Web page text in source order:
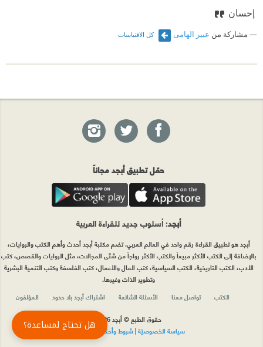
‫ إحسان
مشاركة من عبير الهامى كل الاقتباسات
حمّل تطبيق أبجد مجاناً
أبجد: أسلوب جديد للقراءة العربية
أبجد هو تطبيق القراءة رقم واحد في العالم العربي. تضم مكتبة أبجد أحدث وأهم الكتب والروايات،
بالإضافة إلى الكتب الأكثر مبيعاً والكتب الأكثر رواجاً من شتّى المجالات، مثل الروايات والقصص، كتب
الأدب، الكتب التاريخية، الكتب السياسية، كتب المال والأعمال، كتب الفلسفة وكتب التنمية البشرية
وتطوير الذات وغيرها.
الكتب
تواصل معنا الأسئلة الشائعة اشتراك أبجد بلا حدود
المؤلفون
حقوق الطبع © أبجد 2026
سياسة الخصوصيّة|شروط وأحكام الاستخدامهل تحتاج لمساعدة؟